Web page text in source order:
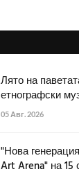
Лято на
етнографски
05 Авг. 2026
"Нова
Art Arena" на 15